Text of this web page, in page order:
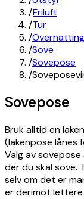
/Friluft
/Tur
/Overnatting
/Sove
/Sovepose
/
Sovepose
Bruk alltid en
(lakenpose lånes
Valg av
der du skal sove.
selv om det er
er derimot lettere